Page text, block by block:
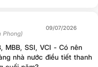
thị trường tài chính. Những
quan tâm là: - Dòng t
Phong)
09/07/2026
MBB, SSI, VCI - Có nên
nhà nước điều tiết thanh